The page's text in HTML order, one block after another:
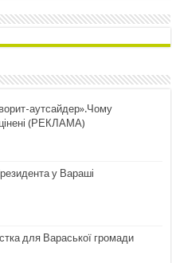
аутсайдер».Чому
(РЕКЛАМА)
у Вараші
для Вараської громади